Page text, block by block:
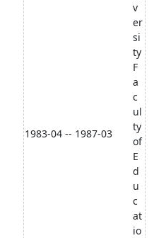
1983-04 -- 1987-03
v
er
si
ty
F
a
c
ul
ty
of
E
d
u
c
at
io